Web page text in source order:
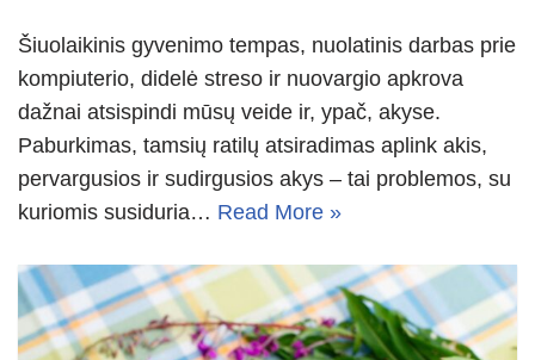
Šiuolaikinis gyvenimo tempas, nuolatinis darbas prie
kompiuterio, didelė streso ir nuovargio apkrova
dažnai atsispindi mūsų veide ir, ypač, akyse.
Paburkimas, tamsių ratilų atsiradimas aplink akis,
pervargusios ir sudirgusios akys – tai problemos, su
kuriomis susiduria… Read More »